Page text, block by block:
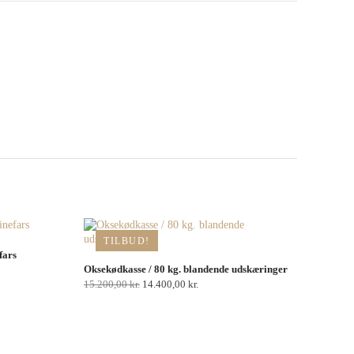
TILBUD!
Oksekødkasse / 80 kg. blandende udskæringer
15.200,00kr. Den
14.400,00 kr.